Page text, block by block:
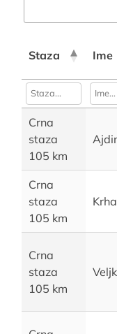
Staza Ime
Crna
staza
105 km
Crna
staza
105 km
Crna
staza
105 km